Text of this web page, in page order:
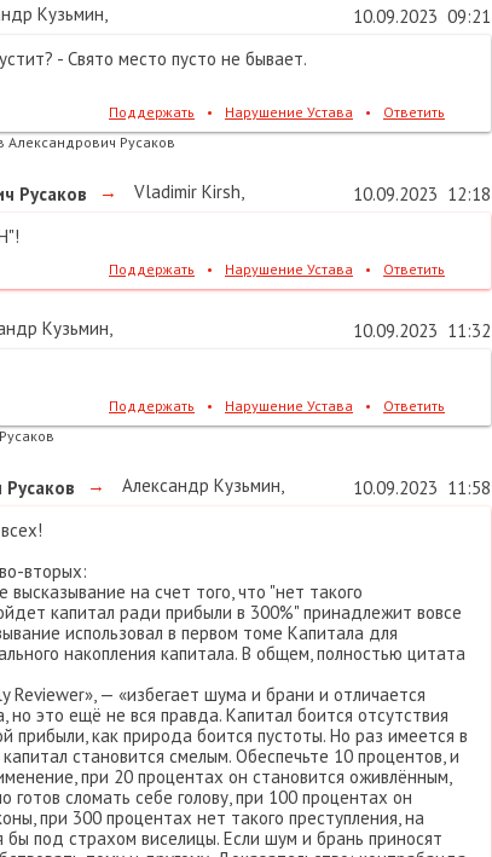
Кузьмин, 10.09.2023 09:21
- Свято место пусто не бывает.
Поддержать • Нарушение Устава •
Ответить
Русаков
Русаков → Vladimir Kirsh, 10.09.2023 12:18
Поддержать • Нарушение Устава • Ответить
Кузьмин, 10.09.2023 11:32
Поддержать • Нарушение Устава •
Ответить
→ Александр Кузьмин, 10.09.2023 11:58
вторых:
на счет того, что "нет такого
капитал ради прибыли в 300%" принадлежит вовсе
использовал в первом томе Капитала для
накопления капитала. В общем, полностью цитата
Reviewer», — «избегает шума и брани и отличается
но это ещё не вся правда. Капитал боится отсутствия
прибыли, как природа боится пустоты. Но раз имеется в
становится смелым. Обеспечьте 10 процентов, и
при 20 процентах он становится оживлённым,
готов сломать себе голову, при 100 процентах он
при 300 процентах нет такого преступления, на
бы под страхом виселицы. Если шум и брань приносят